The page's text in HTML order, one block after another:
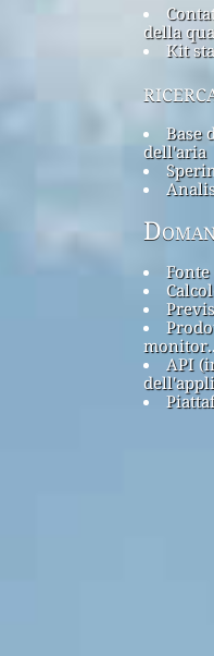
della
Kit
Base
dell'aria
API